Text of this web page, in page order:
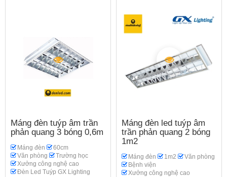
Máng đèn tuýp âm trần
phản quang 3 bóng 0,6m
Máng đèn
60cm
Văn phòng
Trường học
Xưởng công nghệ cao
Đèn Led Tuýp GX Lighting
Máng đèn led tuýp âm
trần phản quang 2 bóng
1m2
Máng đèn 1m2
Văn phòng
Bệnh viện
Xưởng công nghệ cao